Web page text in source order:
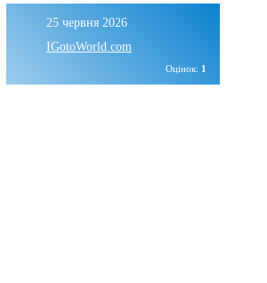
25 червня 2026
IGotoWorld.com
Оцінок: 1